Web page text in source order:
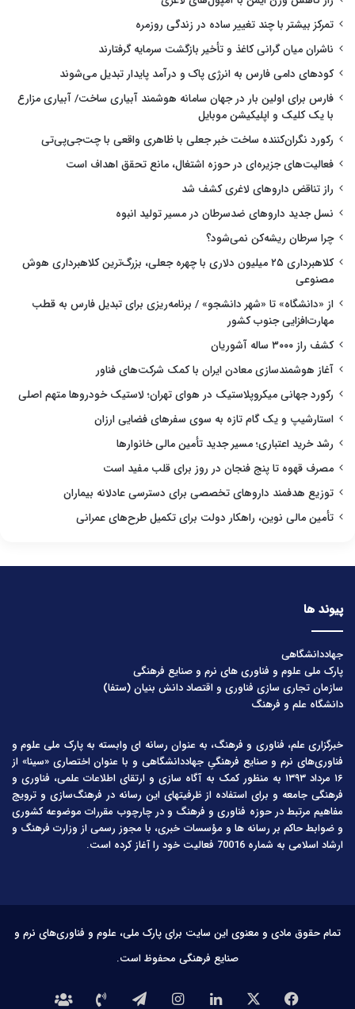
تمرکز بیشتر با چند تغییر ساده در زندگی روزمره
ناشران میان گرانی کاغذ و تأخیر بازگشت سرمایه گرفتارند
کودهای دامی فارس به انرژی پاک و درآمد پایدار تبدیل می‌شوند
فارس برای اولین بار در جهان سامانه هوشمند آبیاری ساخت/ آبیاری مزارع
با یک کلیک و اپلیکیشن موبایل
رکورد نگران‌کننده ساخت خبر جعلی با ظاهری واقعی با چت‌جی‌پی‌تی
فعالیت‌های جزیره‌ای در حوزه اشتغال، مانع تحقق اهداف است
راز تناقض داروهای لاغری کشف شد
نسل جدید داروهای ضدسرطان در مسیر تولید انبوه
چرا سرطان ریشه‌کن نمی‌شود؟
کلاهبرداری ۲۵ میلیون دلاری با چهره جعلی، بزرگ‌ترین کلاهبرداری هوش
مصنوعی
از «دانشگاه» تا «شهر دانشجو» / برنامه‌ریزی برای تبدیل فارس به قطب
مهارت‌افزایی جنوب کشور
کشف راز ۳۰۰۰ ساله آشوریان
آغاز هوشمندسازی معادن ایران با کمک شرکت‌های فناور
رکورد جهانی میکروپلاستیک در هوای تهران؛ لاستیک خودروها متهم اصلی
استارشیپ و یک گام تازه به سوی سفرهای فضایی ارزان
رشد خرید اعتباری؛ مسیر جدید تأمین مالی خانوارها
مصرف قهوه تا پنج فنجان در روز برای قلب مفید است
توزیع هدفمند داروهای تخصصی برای دسترسی عادلانه بیماران
تأمین مالی نوین، راهکار دولت برای تکمیل طرح‌های عمرانی
پیوند ها
جهاددانشگاهی
پارک ملی علوم و فناوری های نرم و صنایع فرهنگی
سازمان تجاری سازی فناوری و اقتصاد دانش بنیان (ستفا)
دانشگاه علم و فرهنگ
خبرگزاری علم، فناوری و فرهنگ، به عنوان رسانه ای وابسته به پارک ملی علوم و
فناوری‌های نرم و صنایع فرهنگیِ جهاددانشگاهی و با عنوان اختصاری «سینا» از
۱۶ مرداد ۱۳۹۳ به منظور کمک به آگاه سازی و ارتقای اطلاعات علمی، فناوری و
فرهنگی جامعه و برای استفاده از ظرفیتهای این رسانه در فرهنگ‌سازی و ترویج
مفاهیم مرتبط در حوزه فناوری و فرهنگ و در چارچوب مقررات موضوعه کشوری
و ضوابط حاکم بر رسانه ها و مؤسسات خبری، با مجوز رسمی از وزارت فرهنگ و
ارشاد اسلامی به شماره 70016 فعالیت خود را آغاز کرده است.
تمام حقوق مادی و معنوی این سایت برای پارک ملی، علوم و فناوری‌های نرم و
صنایع فرهنگی محفوظ است.
فیس لینکدیناینستاگرامتلگرامتماس درباره